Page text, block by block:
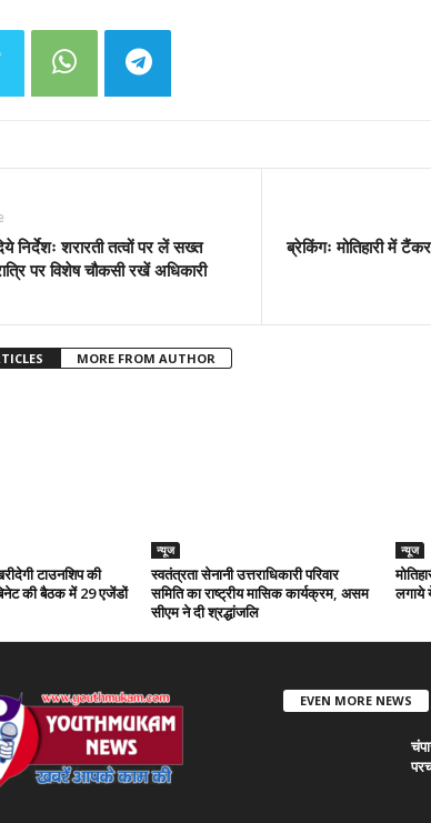
निर्देशः शरारती तत्वों पर लें सख्त
पर विशेष चौकसी रखें अधिकारी
ब्रेकिंगः मोतिहारी में
MORE FROM AUTHOR
टाउनशिप की
की बैठक में 29 एजेंडों
न्यूज
स्वतंत्रता सेनानी उत्तराधिकारी परिवार
समिति का राष्ट्रीय मासिक कार्यक्रम, असम
सीएम ने दी श्रद्धांजलि
न्यूज
लगाये
EVEN MORE NEWS